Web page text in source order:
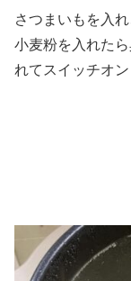
さつまいもを入
小麦粉を入れた
れてスイッチオン